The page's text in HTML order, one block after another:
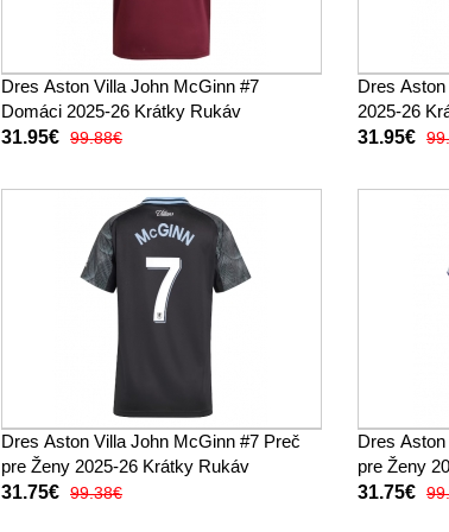
Dres Aston Villa John McGinn #7
Domáci 2025-26 Krátky Rukáv
31.95€ 99.88€
Dres
2025-26
31.95€
Dres Aston Villa John McGinn #7 Preč
pre Ženy 2025-26 Krátky Rukáv
31.75€ 99.38€
Dres
pre Ženy
31.75€